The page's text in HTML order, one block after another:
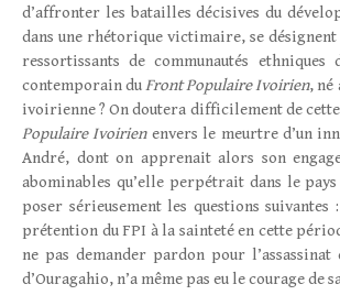
d’affronter les batailles décisives du
dans une rhétorique victimaire, se
ressortissants de communautés
contemporain duFront Populaire Ivoirien, né
ivoirienne ? On doutera difficilement de
Populaire Ivoirienenvers le meurtre d’un
André, dont on apprenait alors son
abominables qu’elle perpétrait dans le
poser sérieusement les questions
prétention du FPI à la sainteté en cette
ne pas demander pardon pour
d’Ouragahio, n’a même pas eu le courage de